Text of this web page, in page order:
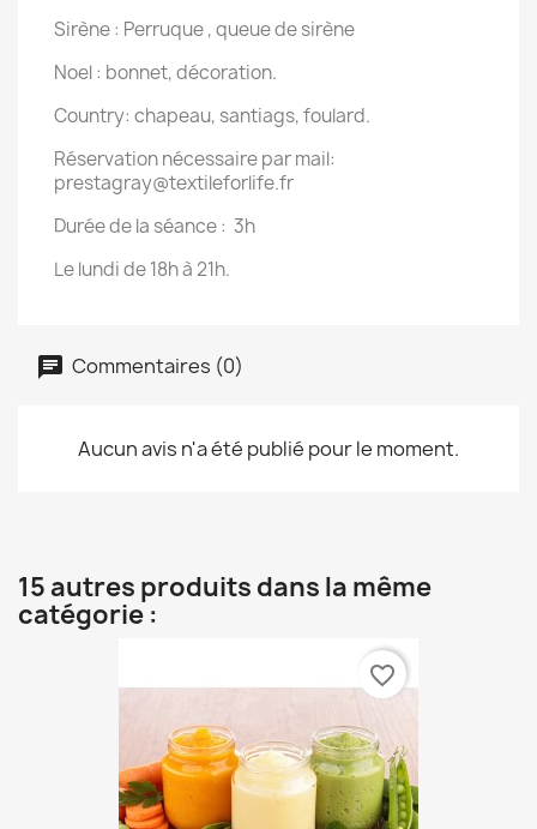
Sirène : Perruque , queue de sirène
Noel : bonnet, décoration.
Country: chapeau, santiags, foulard.
Réservation nécessaire par mail:
prestagray@textileforlife.fr
Durée de la séance : 3h
Le lundi de 18h à 21h.
Commentaires (0)
Aucun avis n'a été publié pour le moment.
15 autres produits dans la même
catégorie :
favorite_border